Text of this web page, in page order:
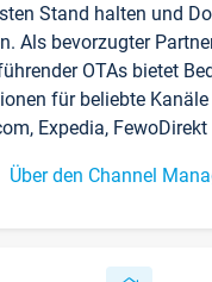
Stand halten und
Als bevorzugter
OTAs bietet
für beliebte
Expedia,
Über den Channel